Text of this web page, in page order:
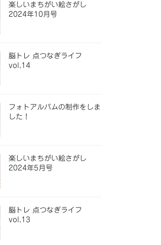
楽しいまちがい絵さがし
2024年10月号
脳トレ 点つなぎライフ
vol.14
フォトアルバムの制作をしま
した！
楽しいまちがい絵さがし
2024年5月号
脳トレ 点つなぎライフ
vol.13